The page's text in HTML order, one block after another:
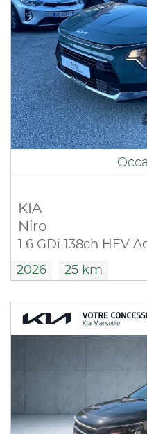
KIA
Niro
1.6 GDi 138ch HEV
2026 25 km